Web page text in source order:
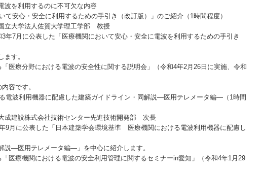
波を利用するのに不可欠な内容
て安心・安全に利用するための手引き（改訂版）」のご紹介（1時間程度）
学法人佐賀大学理工学部 教授
7月に公表した「医療機関において安心・安全に電波を利用するための手引き
す。
医療分野における電波の安全性に関する説明会」（令和4年2月26日に実施、令和
容です。
電波利用機器に配慮した建築ガイドライン・同解説―医用テレメータ編―（1時間
設株式会社技術センター先進技術開発部 次長
9月に公表した「日本建築学会環境基準 医療機関における電波利用機器に配慮し
―医用テレメータ編―」を中心に紹介します。
医療機関における電波の安全利用管理に関するセミナーin愛知」（令和4年1月29